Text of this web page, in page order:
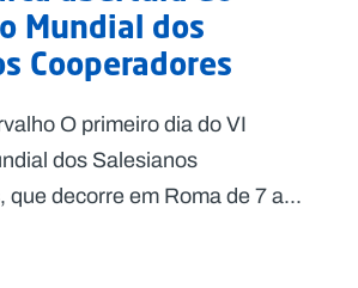
Mundial dos
Cooperadores
O primeiro dia do VI
dos Salesianos
que decorre em Roma de 7 a...